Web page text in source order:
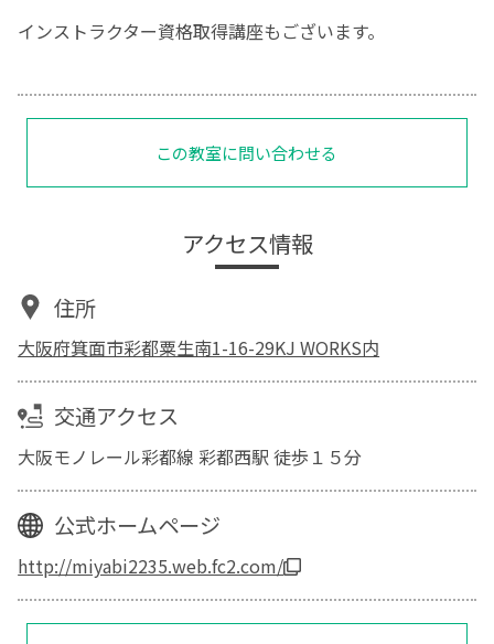
インストラクター資格取得講座もございます。
この教室に問い合わせる
アクセス情報
住所
大阪府箕面市彩都粟生南1-16-29KJ WORKS内
交通アクセス
大阪モノレール彩都線 彩都西駅 徒歩１５分
公式ホームページ
http://miyabi2235.web.fc2.com/